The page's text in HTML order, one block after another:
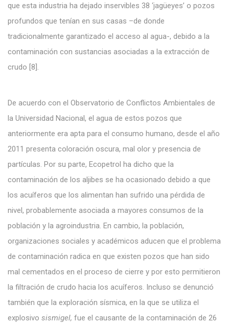
que esta industria ha dejado inservibles 38 ‘jagüeyes’ o pozos
profundos que tenían en sus casas –de donde
tradicionalmente garantizado el acceso al agua-, debido a la
contaminación con sustancias asociadas a la extracción de
crudo [8].
De acuerdo con el Observatorio de Conflictos Ambientales de
la Universidad Nacional, el agua de estos pozos que
anteriormente era apta para el consumo humano, desde el año
2011 presenta coloración oscura, mal olor y presencia de
partículas. Por su parte, Ecopetrol ha dicho que la
contaminación de los aljibes se ha ocasionado debido a que
los acuíferos que los alimentan han sufrido una pérdida de
nivel, probablemente asociada a mayores consumos de la
población y la agroindustria. En cambio, la población,
organizaciones sociales y académicos aducen que el problema
de contaminación radica en que existen pozos que han sido
mal cementados en el proceso de cierre y por esto permitieron
la filtración de crudo hacia los acuíferos. Incluso se denunció
también que la exploración sísmica, en la que se utiliza el
explosivo sismigel, fue el causante de la contaminación de 26